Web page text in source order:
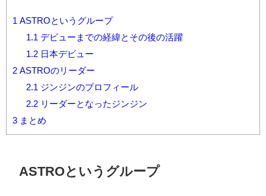
1 ASTROというグループ
1.1 デビューまでの経緯とその後の活躍
1.2日本デビュー
2 ASTROのリーダー
2.1 ジンジンのプロフィール
2.2リーダーとなったジンジン
3 まとめ
ASTROというグループ